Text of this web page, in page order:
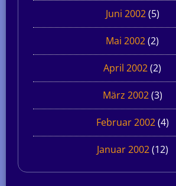
Juni 2002(5)
Mai 2002(2)
April 2002(2)
März 2002(3)
Februar 2002(4)
Januar 2002(12)